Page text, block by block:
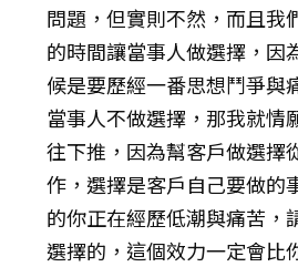
問題，但實則不然，而且我
的時間讓當事人做選擇，因
候是要歷經一番思想鬥爭與
當事人不做選擇，那我就情
往下推，因為幫客戶做選擇
作，選擇是客戶自己要做的
的你正在經歷低潮與痛苦，
選擇的，這個效力一定會比